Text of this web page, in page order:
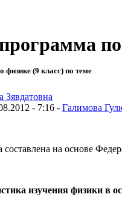
физике (9 класс) по теме
- 7:16 - Галимова
составлена на основе
изучения физики в